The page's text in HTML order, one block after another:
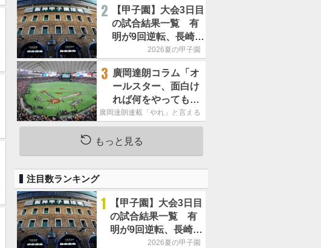
2
【甲子園】大会3日目
の試合結果一覧 有
明が9回逆転、長崎日
大は15得点で大勝
2026夏の甲子園
3 廣岡達朗コラム「オ
ールスター、面白け
れば何をやってもい
いという発想は大間
違い」
廣岡達朗連載「やれ」と言える信念
もっと見る
注目数ランキング
1
【甲子園】大会3日目
の試合結果一覧 有
明が9回逆転、長崎日
大は15得点で大勝
2026夏の甲子園